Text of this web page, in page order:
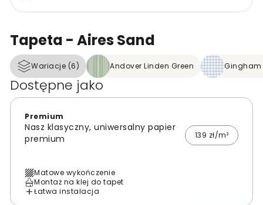
Tapeta - Aires Sand
Wariacje (6) Andover Linden Green Gingham
Dostępne jako
Premium
Nasz klasyczny, uniwersalny papier
premium
139 zł/m²
Matowe wykończenie
Montaż na klej do tapet
Łatwa instalacja